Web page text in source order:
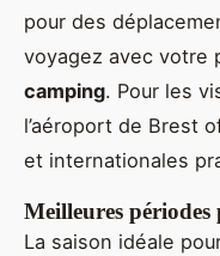
pour des
voyagez avec votre
camping. Pour les
l’aéroport de Brest
et internationales
Meilleures
La saison idéale